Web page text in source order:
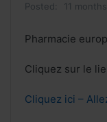
Posted: 11
Pharmacie
Cliquez sur le
Cliquez ici –